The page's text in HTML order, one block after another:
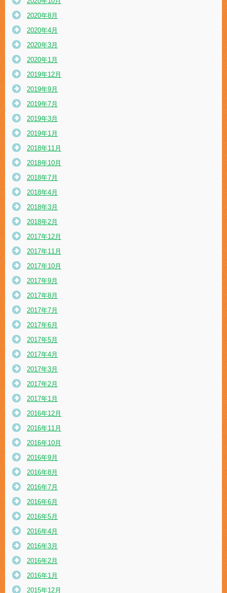
2020年8月
2020年4月
2020年3月
2020年1月
2019年12月
2019年9月
2019年7月
2019年3月
2019年1月
2018年11月
2018年10月
2018年7月
2018年4月
2018年3月
2018年2月
2017年12月
2017年11月
2017年10月
2017年9月
2017年8月
2017年7月
2017年6月
2017年5月
2017年4月
2017年3月
2017年2月
2017年1月
2016年12月
2016年11月
2016年10月
2016年9月
2016年8月
2016年7月
2016年6月
2016年5月
2016年4月
2016年3月
2016年2月
2016年1月
2015年12月